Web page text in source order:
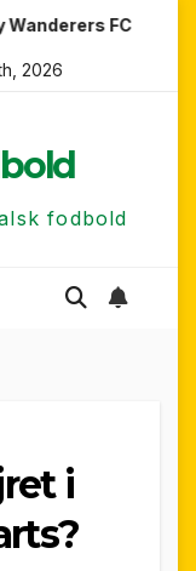
FC Perth Glory
2026
fodbold
i